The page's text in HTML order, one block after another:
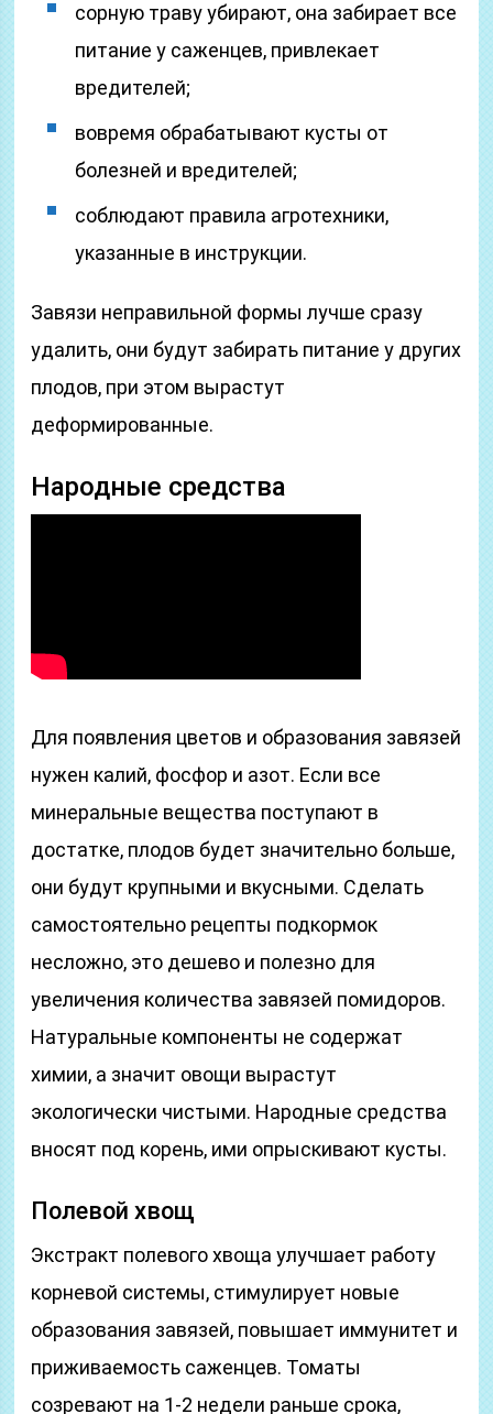
сорную траву убирают, она забирает все
питание у саженцев, привлекает
вредителей;
вовремя обрабатывают кусты от
болезней и вредителей;
соблюдают правила агротехники,
указанные в инструкции.
Завязи неправильной формы лучше сразу
удалить, они будут забирать питание у других
плодов, при этом вырастут
деформированные.
Народные средства
Для появления цветов и образования завязей
нужен калий, фосфор и азот. Если все
минеральные вещества поступают в
достатке, плодов будет значительно больше,
они будут крупными и вкусными. Сделать
самостоятельно рецепты подкормок
несложно, это дешево и полезно для
увеличения количества завязей помидоров.
Натуральные компоненты не содержат
химии, а значит овощи вырастут
экологически чистыми. Народные средства
вносят под корень, ими опрыскивают кусты.
Полевой хвощ
Экстракт полевого хвоща улучшает работу
корневой системы, стимулирует новые
образования завязей, повышает иммунитет и
приживаемость саженцев. Томаты
созревают на 1-2 недели раньше срока,